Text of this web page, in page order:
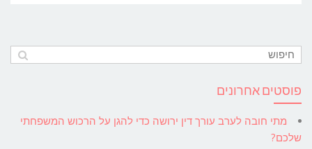
פוסטים אחרונים
מתי חובה לערב עורך דין ירושה כדי להגן על הרכוש המשפחתי
שלכם?